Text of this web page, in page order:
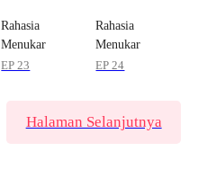
Rahasia
Menukar
Kembali
EP 23
Rahasia
Menukar
Kembali
EP 24
Halaman Selanjutnya